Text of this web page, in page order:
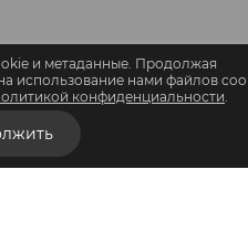
и метаданные. Продолжая
использование нами файлов
конфиденциальности.